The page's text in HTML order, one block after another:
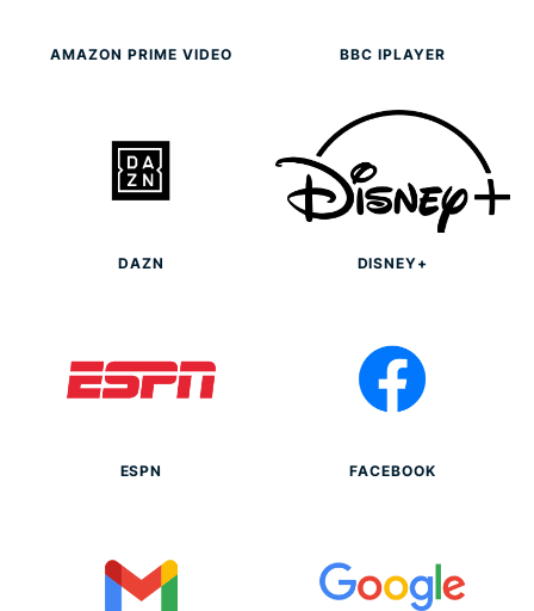
¿Cuáles son las mejores maneras de desbloquear
páginas web?
¿Por qué es ExpressVPN el mejor desbloqueador
web con una VPN
AMAZON PRIME VIDEO BBC IPLAYER
DAZN DISNEY+
ESPN FACEBOOK